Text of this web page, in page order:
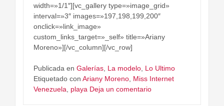
width=»1/1″][vc_gallery type=»image_grid»
interval=»3″ images=»197,198,199,200″
onclick=»link_image»
custom_links_target=»_self» title=»Ariany
Moreno»][/vc_column][/vc_row]
Publicada en Galerías La modelo Lo Ultimo
Etiquetado con Ariany Moreno Miss Internet
Venezuela
playa Deja un comentario